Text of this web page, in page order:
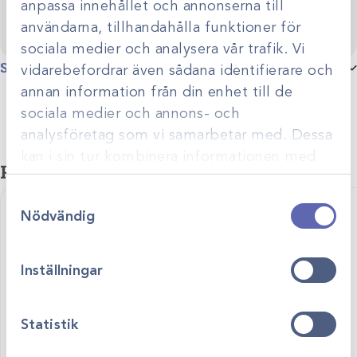
anpassa innehållet och annonserna till
användarna, tillhandahålla funktioner för
sociala medier och analysera vår trafik. Vi
vidarebefordrar även sådana identifierare och
annan information från din enhet till de
sociala medier och annons- och
analysföretag som vi samarbetar med. Dessa
annan information som du har tillhandahållit
eller som de har samlat in när du har använt
deras tjänster.
Nödvändig
Inställningar
Statistik
Specifikationer
Relaterade produkter